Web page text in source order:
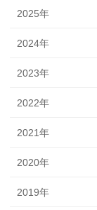
2025年
2024年
2023年
2022年
2021年
2020年
2019年